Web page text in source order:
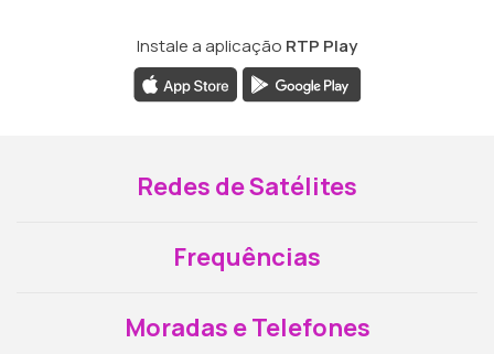
Instale a aplicação RTP Play
Redes de Satélites
Frequências
Moradas e Telefones